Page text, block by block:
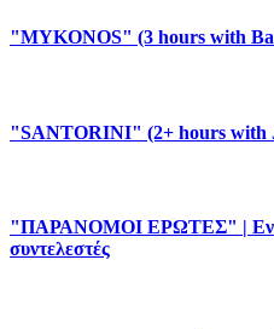
"MYKONOS" (3 hours with
"SANTORINI" (2+ hours with
"ΠΑΡΑΝΟΜΟΙ ΕΡΩΤΕΣ" | Ενα
συντελεστές